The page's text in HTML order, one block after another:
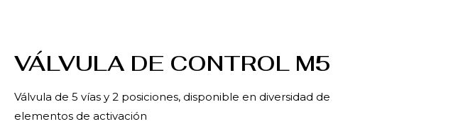
VÁLVULA DE CONTROL M5
Válvula de 5 vías y 2 posiciones, disponible en diversidad de
elementos de activación